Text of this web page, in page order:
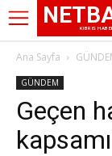
KIBRIS
Ana Sayfa
GÜNDEM
Geçen